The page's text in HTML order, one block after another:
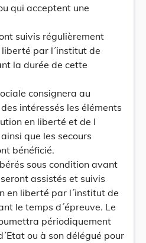
qui acceptent une
suivis régulièrement
par l´institut de
la durée de cette
consignera au
intéressés les éléments
en liberté et de l
que les secours
bénéficié.
sous condition avant
assistés et suivis
en liberté par l´institut de
le temps d´épreuve. Le
périodiquement
ou à son délégué pour